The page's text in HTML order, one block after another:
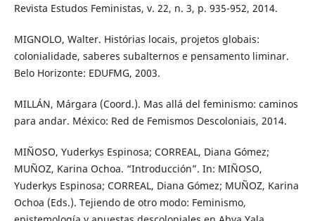
Revista Estudos Feministas, v. 22, n. 3, p. 935-952, 2014.
MIGNOLO, Walter. Histórias locais, projetos globais:
colonialidade, saberes subalternos e pensamento liminar.
Belo Horizonte: EDUFMG, 2003.
MILLÁN, Márgara (Coord.). Mas allá del feminismo: caminos
para andar. México: Red de Femismos Descoloniais, 2014.
MIÑOSO, Yuderkys Espinosa; CORREAL, Diana Gómez;
MUÑOZ, Karina Ochoa. “Introducción”. In: MIÑOSO,
Yuderkys Espinosa; CORREAL, Diana Gómez; MUÑOZ, Karina
Ochoa (Eds.). Tejiendo de otro modo: Feminismo,